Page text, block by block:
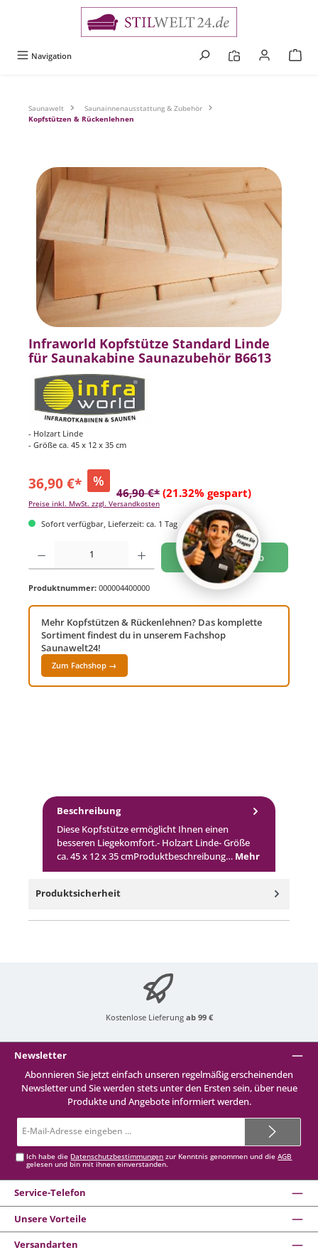
Navigation
Saunawelt
Saunainnenausstattung & Zubehör
Kopfstützen & Rückenlehnen
Bildergalerie überspringen
Infraworld Kopfstütze Standard Linde
für Saunakabine Saunazubehör B6613
- Holzart Linde
- Größe ca. 45 x 12 x 35 cm
36,90 €* %
46,90 €* (21.32% gespart)
Preise inkl. MwSt. zzgl. Versandkosten
Sofort verfügbar, Lieferzeit: ca. 1 Tag
Produkt Anzahl: Gib den gewünschten Wert ein oder benutze die Schaltflächen um
In den Warenkorb
Produktnummer: 000004400000
Mehr Kopfstützen & Rückenlehnen? Das komplette
Sortiment findest du in unserem Fachshop
Saunawelt24!
Zum Fachshop →
Beschreibung
Diese Kopfstütze ermöglicht Ihnen einen
besseren Liegekomfort.- Holzart Linde- Größe
ca. 45 x 12 x 35 cmProduktbeschreibung… Mehr
Produktsicherheit
Kostenlose Lieferung ab 99 €
Newsletter
Abonnieren Sie jetzt einfach unseren regelmäßig erscheinenden
Newsletter und Sie werden stets unter den Ersten sein, über neue
Produkte und Angebote informiert werden.
Mail-
Ich habe die Datenschutzbestimmungen zur Kenntnis genommen und dieAGB
gelesen und bin mit ihnen einverstanden.
Service-Telefon
Unsere Vorteile
Versandarten